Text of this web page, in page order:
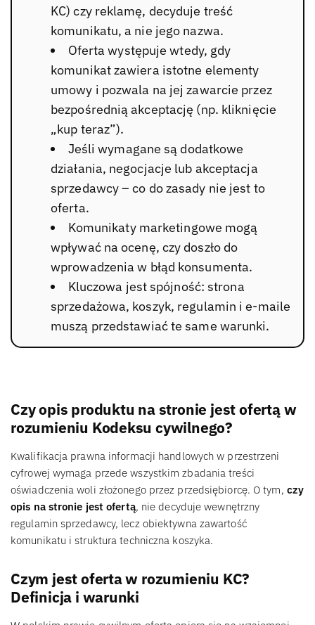
KC) czy reklamę, decyduje treść
komunikatu, a nie jego nazwa.
Oferta występuje wtedy, gdy
komunikat zawiera istotne elementy
umowy i pozwala na jej zawarcie przez
bezpośrednią akceptację (np. kliknięcie
„kup teraz”).
Jeśli wymagane są dodatkowe
działania, negocjacje lub akceptacja
sprzedawcy – co do zasady nie jest to
oferta.
Komunikaty marketingowe mogą
wpływać na ocenę, czy doszło do
wprowadzenia w błąd konsumenta.
Kluczowa jest spójność: strona
sprzedażowa, koszyk, regulamin i e-maile
muszą przedstawiać te same warunki.
Czy opis produktu na stronie jest ofertą w
rozumieniu Kodeksu cywilnego?
Kwalifikacja prawna informacji handlowych w przestrzeni
cyfrowej wymaga przede wszystkim zbadania treści
oświadczenia woli złożonego przez przedsiębiorcę. O tym, czy
opis na stronie jest ofertą, nie decyduje wewnętrzny
regulamin sprzedawcy, lecz obiektywna zawartość
komunikatu i struktura techniczna koszyka.
Czym jest oferta w rozumieniu KC?
Definicja i warunki